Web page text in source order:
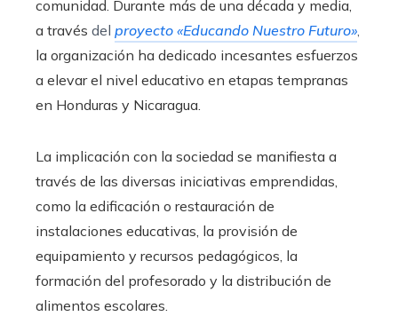
comunidad. Durante más de una década y media,
a través del proyecto «Educando Nuestro Futuro»,
la organización ha dedicado incesantes esfuerzos
a elevar el nivel educativo en etapas tempranas
en Honduras y Nicaragua.
La implicación con la sociedad se manifiesta a
través de las diversas iniciativas emprendidas,
como la edificación o restauración de
instalaciones educativas, la provisión de
equipamiento y recursos pedagógicos, la
formación del profesorado y la distribución de
alimentos escolares.